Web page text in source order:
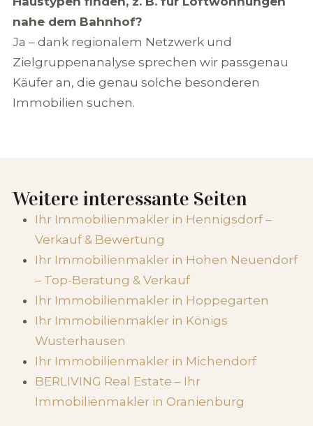
nahe dem Bahnhof?
Ja – dank regionalem Netzwerk und
Zielgruppenanalyse sprechen wir passgenau
Käufer an, die genau solche besonderen
Immobilien suchen.
Weitere interessante Seiten
Ihr Immobilienmakler in Hennigsdorf –
Verkauf & Bewertung
Ihr Immobilienmakler in Hohen Neuendorf
– Top-Beratung & Verkauf
Ihr Immobilienmakler in Hoppegarten
Ihr Immobilienmakler in Königs
Wusterhausen
Ihr Immobilienmakler in Michendorf
BERLIVING Real Estate – Ihr
Immobilienmakler in Oranienburg